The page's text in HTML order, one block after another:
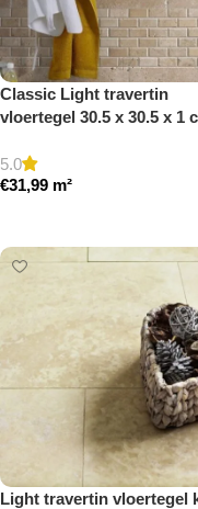
Classic Light travertin
vloertegel 30.5 x 30.5 x 1
5.0
€31,99 m²
Light travertin vloertegel